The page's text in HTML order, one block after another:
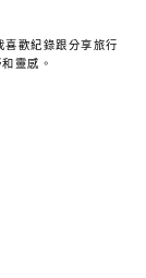
歡紀錄跟分享旅行
靈感。